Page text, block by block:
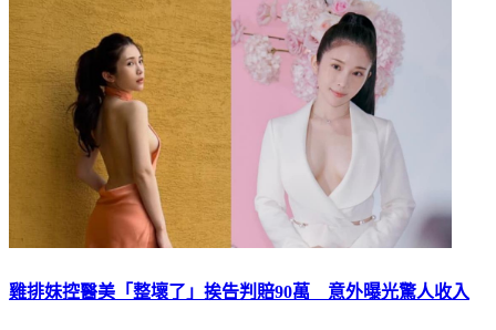
雞排妹控醫美「整壞了」挨告判賠90萬 意外曝光驚人收入